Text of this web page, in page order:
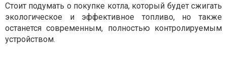
Стоит подумать о покупке котла, который будет сжигать
экологическое и эффективное топливо, но также
останется современным, полностью контролируемым
устройством.